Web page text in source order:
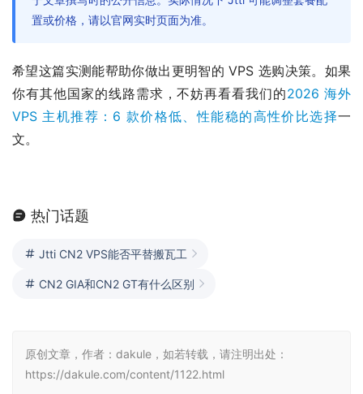
置或价格，请以官网实时页面为准。
希望这篇实测能帮助你做出更明智的 VPS 选购决策。如果
你有其他国家的线路需求，不妨再看看我们的2026 海外
VPS 主机推荐：6 款价格低、性能稳的高性价比选择一
文。
热门话题
Jtti CN2 VPS能否平替搬瓦工
CN2 GIA和CN2 GT有什么区别
原创文章，作者：dakule，如若转载，请注明出处：
https://dakule.com/content/1122.html